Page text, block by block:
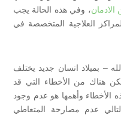
الادمان، وفي هذه الحالة يجب
العلاجية المتخصصة في
– بميلاد انسان جديد يختلف
هناك من الأخطاء التي قد
الأخطاء وأهمها هو عدم وجود
عدم مصارحة المتعاطي